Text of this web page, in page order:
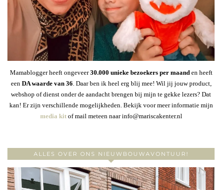
Mamablogger heeft ongeveer30.000 unieke bezoekers per maanden heeft
een DA waarde van 36 . Daar ben ik heel erg blij mee! Wil jij jouw product,
webshop of dienst onder de aandacht brengen bij mijn te gekke lezers? Dat
kan! Er zijn verschillende mogelijkheden. Bekijk voor meer informatie mijn
media kitof mail meteen naar info@mariscakenter.nl
ALLES OVER ONS NIEUWBOUWAVONTUUR!